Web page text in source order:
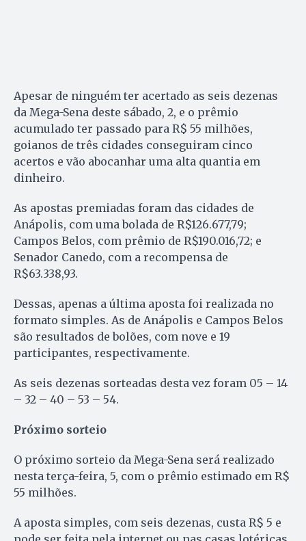
Apesar de ninguém ter acertado as seis dezenas
da Mega-Sena deste sábado, 2, e o prêmio
acumulado ter passado para R$ 55 milhões,
goianos de três cidades conseguiram cinco
acertos e vão abocanhar uma alta quantia em
dinheiro.
As apostas premiadas foram das cidades de
Anápolis, com uma bolada de R$126.677,79;
Campos Belos, com prêmio de R$190.016,72; e
Senador Canedo, com a recompensa de
R$63.338,93.
Dessas, apenas a última aposta foi realizada no
formato simples. As de Anápolis e Campos Belos
são resultados de bolões, com nove e 19
participantes, respectivamente.
As seis dezenas sorteadas desta vez foram 05 – 14
– 32 – 40 – 53 – 54.
Próximo sorteio
O próximo sorteio da Mega-Sena será realizado
nesta terça-feira, 5, com o prêmio estimado em R$
55 milhões.
A aposta simples, com seis dezenas, custa R$ 5 e